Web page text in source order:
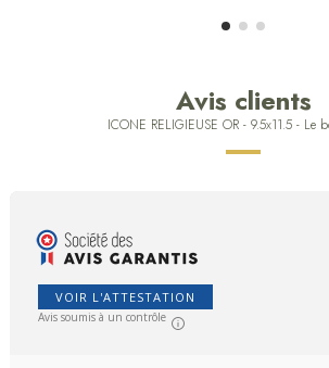
Avis clients
ICONE RELIGIEUSE OR - 9.5x11.5 - Le
VOIR L'ATTESTATION
Avis soumis à un contrôle